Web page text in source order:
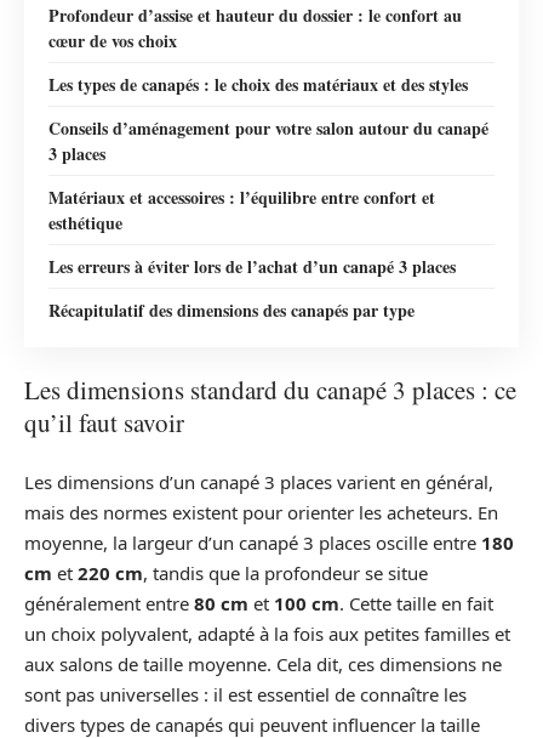
Profondeur d’assise et hauteur du dossier : le confort au
cœur de vos choix
Les types de canapés : le choix des matériaux et des styles
Conseils d’aménagement pour votre salon autour du canapé
3 places
Matériaux et accessoires : l’équilibre entre confort et
esthétique
Les erreurs à éviter lors de l’achat d’un canapé 3 places
Récapitulatif des dimensions des canapés par type
Les dimensions standard du canapé 3 places : ce
qu’il faut savoir
Les dimensions d’un canapé 3 places varient en général,
mais des normes existent pour orienter les acheteurs. En
moyenne, la largeur d’un canapé 3 places oscille entre 180
cm et 220 cm, tandis que la profondeur se situe
généralement entre 80 cm et 100 cm. Cette taille en fait
un choix polyvalent, adapté à la fois aux petites familles et
aux salons de taille moyenne. Cela dit, ces dimensions ne
sont pas universelles : il est essentiel de connaître les
divers types de canapés qui peuvent influencer la taille